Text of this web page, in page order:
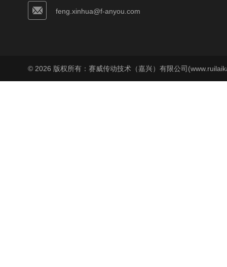
feng.xinhua@f-anyou.com
© 2026 版权所有：赛威传动技术（嘉兴）有限公司